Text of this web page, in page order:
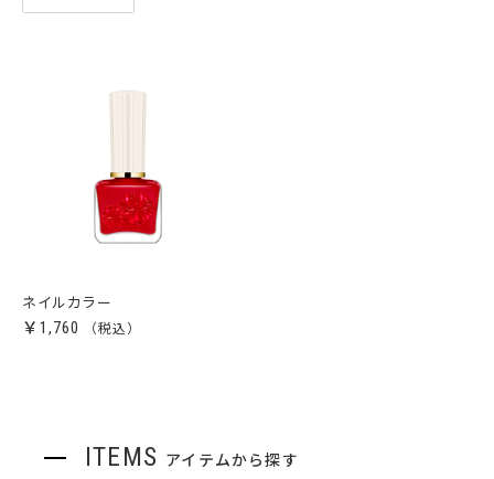
ネイルカラー
￥1,760
ITEMS アイテムから探す